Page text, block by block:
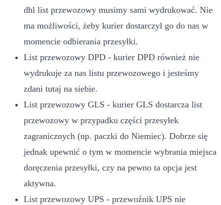
dhl list przewozowy musimy sami wydrukować. Nie
ma możliwości, żeby kurier dostarczył go do nas w
momencie odbierania przesyłki.
List przewozowy DPD - kurier DPD również nie
wydrukuje za nas listu przewozowego i jesteśmy
zdani tutaj na siebie.
List przewozowy GLS - kurier GLS dostarcza list
przewozowy w przypadku części przesyłek
zagranicznych (np. paczki do Niemiec). Dobrze się
jednak upewnić o tym w momencie wybrania miejsca
doręczenia przesyłki, czy na pewno ta opcja jest
aktywna.
List przewozowy UPS - przewoźnik UPS nie